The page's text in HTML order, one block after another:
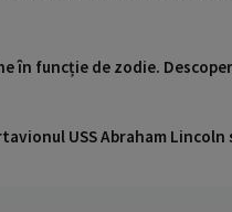
în funcție de zodie.
USS Abraham